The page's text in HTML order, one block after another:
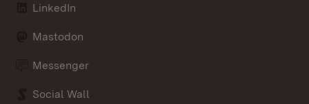
LinkedIn
Mastodon
Messenger
Social Wall